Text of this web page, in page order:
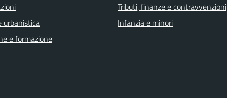
urbanistica
e formazione
Tributi, finanze e contravvenzioni
Infanzia e minori